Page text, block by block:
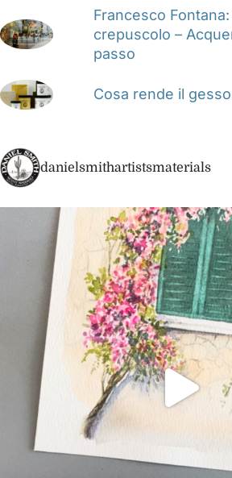
Francesco
crepuscolo –
passo
Cosa rende il
danielsmithartistsmaterials